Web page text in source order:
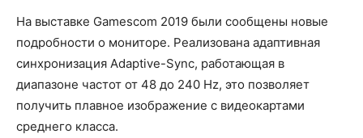
На выставке Gamescom 2019 были сообщены новые
подробности о мониторе. Реализована адаптивная
синхронизация Adaptive-Sync, работающая в
диапазоне частот от 48 до 240 Hz, это позволяет
получить плавное изображение с видеокартами
среднего класса.